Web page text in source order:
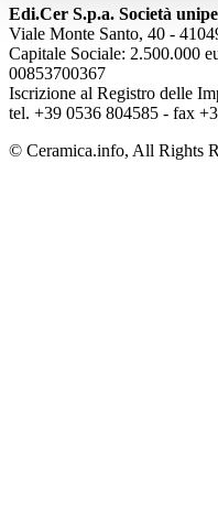
Edi.Cer S.p.a. Società
Viale Monte Santo, 40 -
Capitale Sociale: 2.500.000
00853700367
Iscrizione al Registro delle
tel. +39 0536 804585 - fax
© Ceramica.info, All Rights